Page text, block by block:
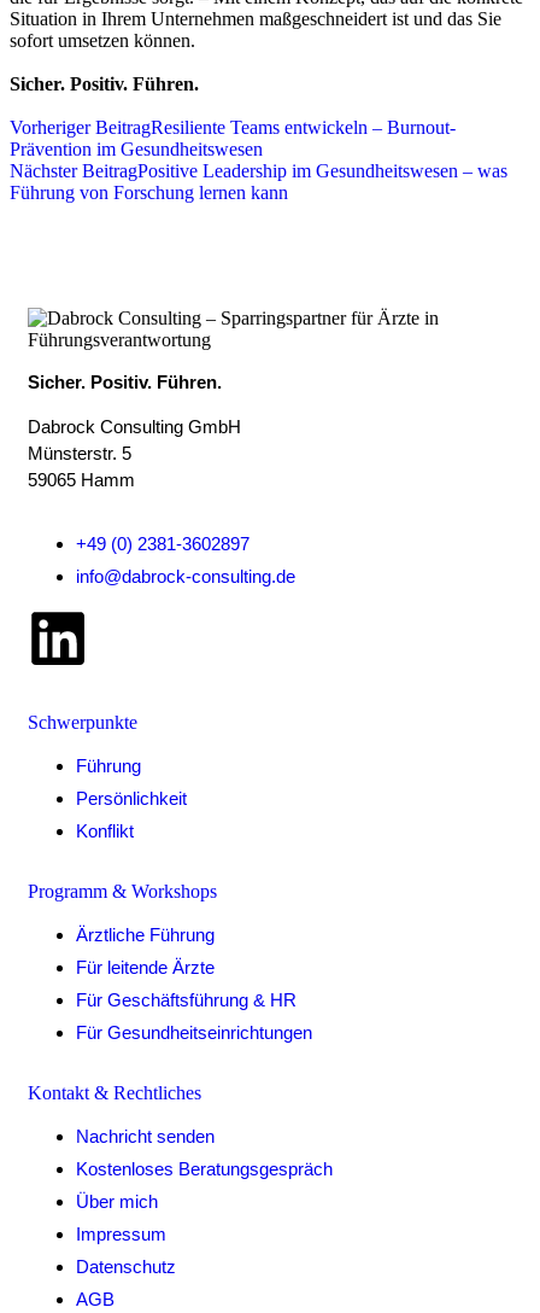
Situation in Ihrem Unternehmen maßgeschneidert ist und das Sie
sofort umsetzen können.
Sicher. Positiv. Führen.
Vorheriger BeitragResiliente Teams entwickeln – Burnout-
Prävention im Gesundheitswesen
Nächster BeitragPositive Leadership im Gesundheitswesen – was
Führung von Forschung lernen kann
Sicher. Positiv. Führen.
Dabrock Consulting GmbH
Münsterstr. 5
59065 Hamm
+49 (0) 2381-3602897
info@dabrock-consulting.de
Schwerpunkte
Führung
Persönlichkeit
Konflikt
Programm & Workshops
Ärztliche Führung
Für leitende Ärzte
Für Geschäftsführung & HR
Für Gesundheitseinrichtungen
Kontakt & Rechtliches
Nachricht senden
Kostenloses Beratungsgespräch
Über mich
Impressum
Datenschutz
AGB